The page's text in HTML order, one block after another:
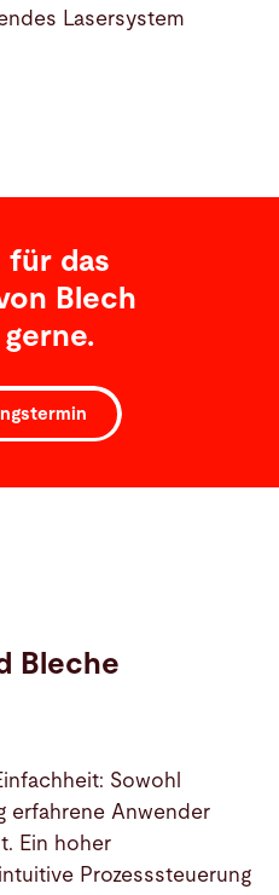
Lasersystem
für das
Blech
Bleche
Sowohl
erfahrene Anwender
Ein hoher
Prozesssteuerung